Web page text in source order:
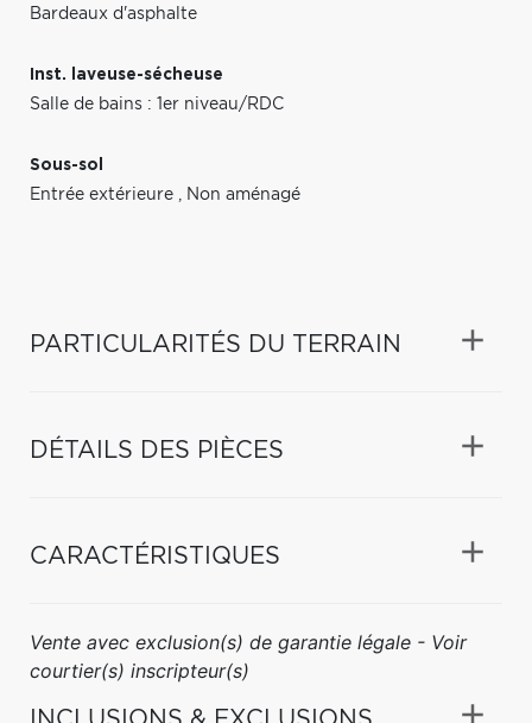
Bardeaux d'asphalte
Inst. laveuse-sécheuse
Salle de bains : 1er niveau/RDC
Sous-sol
Entrée extérieure , Non aménagé
PARTICULARITÉS DU TERRAIN
DÉTAILS DES PIÈCES
CARACTÉRISTIQUES
Vente avec exclusion(s) de garantie légale - Voir
courtier(s) inscripteur(s)